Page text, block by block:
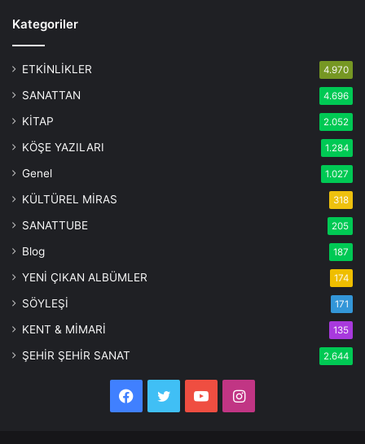
Kategoriler
ETKİNLİKLER 4.970
SANATTAN 4.696
KİTAP 2.052
KÖŞE YAZILARI 1.284
Genel 1.027
KÜLTÜREL MİRAS 318
SANATTUBE 205
Blog 187
YENİ ÇIKAN ALBÜMLER 174
SÖYLEŞİ 171
KENT & MİMARİ 135
ŞEHİR ŞEHİR SANAT 2.644
Facebook
TwitterYouTubeInstagram